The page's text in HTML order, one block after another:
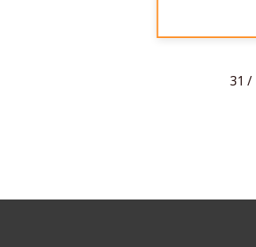
31 /